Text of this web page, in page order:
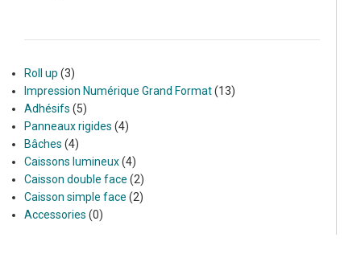
Roll up 3
Impression Numérique Grand Format 13
Adhésifs
5
Panneaux rigides 4
Bâches 4
Caissons lumineux 4
Caisson double face
2
Caisson simple face
2
Accessories 0